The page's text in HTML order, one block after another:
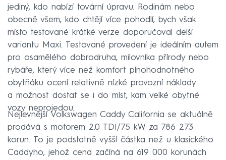
jediný, kdo nabízí tovární úpravu. Rodinám nebo
obecně všem, kdo chtějí více pohodlí, bych však
místo testované krátké verze doporučoval delší
variantu Maxi. Testované provedení je ideálním autem
pro osamělého dobrodruha, milovníka přírody nebo
rybáře, který více než komfort plnohodnotného
obytňáku ocení relativně nízké provozní náklady
a možnost dostat se i do míst, kam velké obytné
vozy neprojedou.
Nejlevnější Volkswagen Caddy California se aktuálně
prodává s motorem 2.0 TDI/75 kW za 786 273
korun. To je podstatně vyšší částka než u klasického
Caddyho, jehož cena začíná na 619 000 korunách